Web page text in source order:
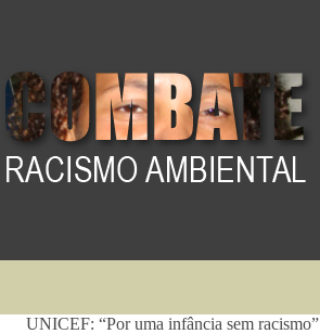
UNICEF: “Por uma infância sem racismo”